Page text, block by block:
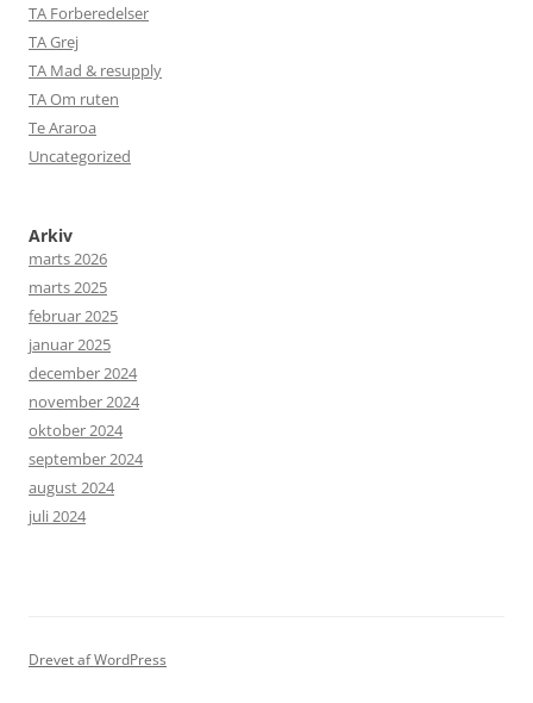
TA Forberedelser
TA Grej
TA Mad & resupply
TA Om ruten
Te Araroa
Uncategorized
Arkiv
marts 2026
marts 2025
februar 2025
januar 2025
december 2024
november 2024
oktober 2024
september 2024
august 2024
juli 2024
Drevet af WordPress